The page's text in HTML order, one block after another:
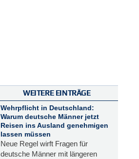
WEITERE EINTRÄGE
Wehrpflicht in Deutschland:
Warum deutsche Männer jetzt
Reisen ins Ausland genehmigen
lassen müssen
Neue Regel wirft Fragen für
deutsche Männer mit längeren